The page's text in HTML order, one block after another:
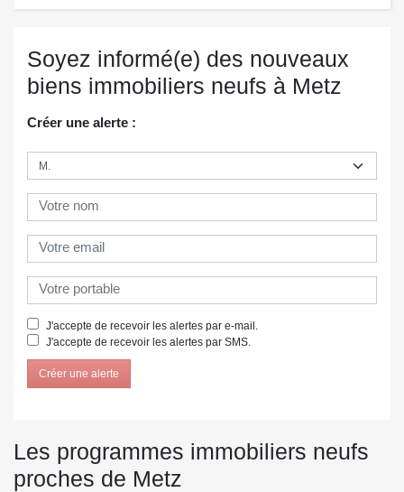
Soyez informé(e) des nouveaux
biens immobiliers neufs à Metz
Créer une alerte :
J'accepte de recevoir les alertes par e-mail.
J'accepte de recevoir les alertes par SMS.
Créer une alerte
Les programmes immobiliers neufs
proches de Metz